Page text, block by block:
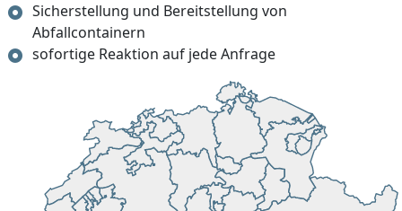
Sicherstellung und Bereitstellung von
Abfallcontainern
sofortige Reaktion auf jede Anfrage